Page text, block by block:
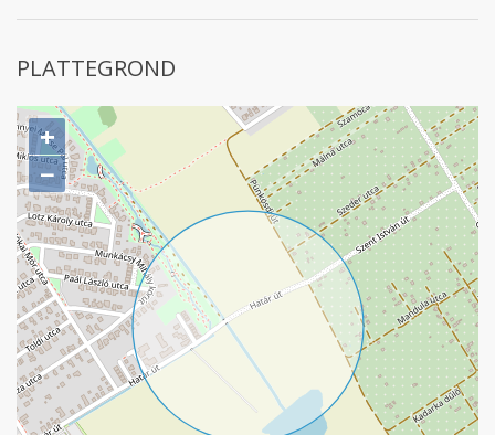
PLATTEGROND
+
−